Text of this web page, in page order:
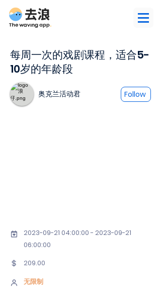
每周一次的戏剧课程，适合5-
10岁的年龄段
奥克兰活动君 Follow
2023-09-21 04:00:00 - 2023-09-21
06:00:00
209.00
无限制